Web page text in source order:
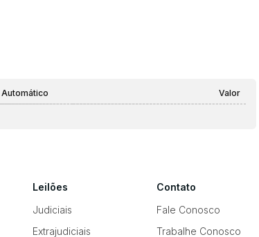
Automático Valor
Leilões
Judiciais
Extrajudiciais
Contato
Fale Conosco
Trabalhe Conosco